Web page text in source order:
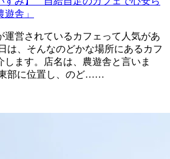
舎」
運営されているカフェって人気があ
します。店名は、農遊舎と言いま
南東部に位置し、のど……